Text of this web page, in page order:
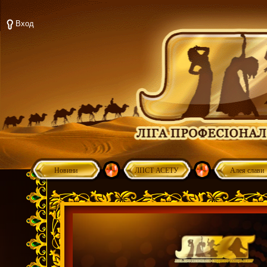
Вход
Новини ЛПСТ АСЕТУ Алея слави